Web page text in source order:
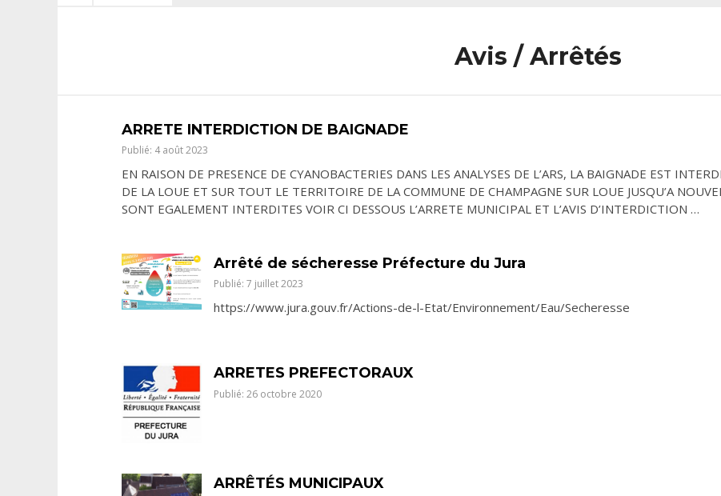
Avis / Arrêtés
ARRETE INTERDICTION DE BAIGNADE
Publié: 4 août 2023
EN RAISON DE PRESENCE DE CYANOBACTERIES DANS LES ANALYSES DE L’ARS, LA BAIGNADE EST
DE LA LOUE ET SUR TOUT LE TERRITOIRE DE LA COMMUNE DE CHAMPAGNE SUR LOUE JUSQU’A
SONT EGALEMENT INTERDITES VOIR CI DESSOUS L’ARRETE MUNICIPAL ET L’AVIS D’INTERDICTION …
Arrêté de sécheresse Préfecture du Jura
Publié: 7 juillet 2023
https://www.jura.gouv.fr/Actions-de-l-Etat/Environnement/Eau/Secheresse
ARRETES PREFECTORAUX
Publié: 26 octobre 2020
ARRÊTÉS MUNICIPAUX